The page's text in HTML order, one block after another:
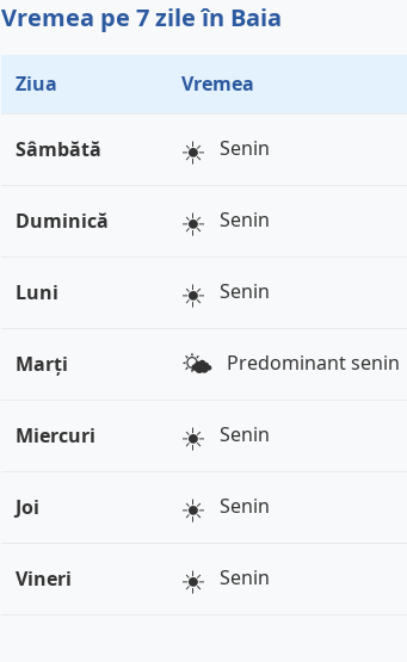
Vremea pe 7 zile în Baia
Ziua Vremea
Sâmbătă ☀️ Senin
Duminică ☀️ Senin
Luni ☀️ Senin
Marți 🌤️ Predominant senin
Miercuri ☀️ Senin
Joi ☀️ Senin
Vineri ☀️ Senin